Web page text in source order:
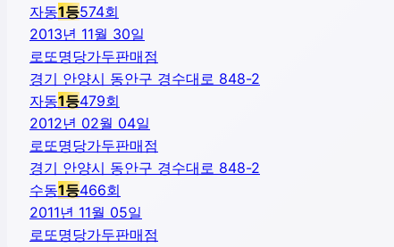
자동1등574회
2013년 11월 30일
로또명당가두판매점
경기 안양시 동안구 경수대로 848-2
자동1등479회
2012년 02월 04일
로또명당가두판매점
경기 안양시 동안구 경수대로 848-2
수동1등466회
2011년 11월 05일
로또명당가두판매점